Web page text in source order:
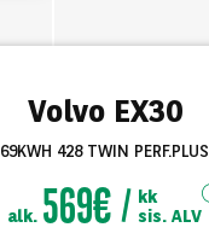
Volvo EX30
69KWH 428 TWIN PERF.PLUS
alk. 569€
kk
sis. ALV